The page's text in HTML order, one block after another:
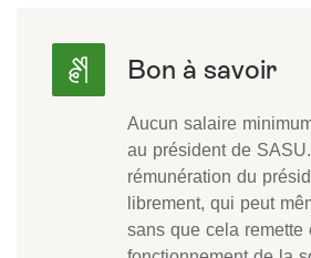
Aucun salaire
au président de
rémunération du
librement, qui peut
sans que cela remette